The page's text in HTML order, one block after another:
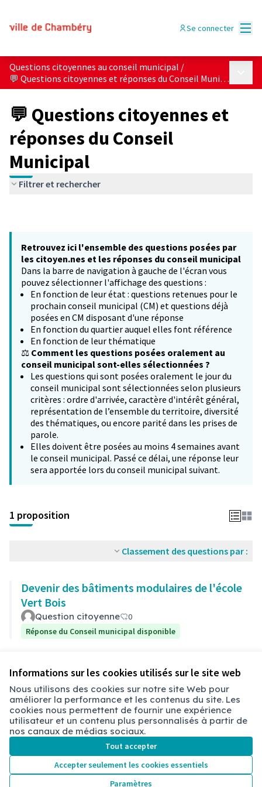
Informations sur les cookies utilisés sur le site web
Nous utilisons des cookies sur notre site Web pour
améliorer la performance et les contenus du site. Les
cookies nous permettent de fournir une expérience
utilisateur et un contenu plus personnalisés à partir de
nos canaux de médias sociaux.
Tout accepter
Accepter seulement les cookies essentiels
Paramètres
Se connecter
Questions citoyennes au conseil municipal /
💬 Questions citoyennes et réponses du Conseil Municipal
💬 Questions citoyennes et
réponses du Conseil
Municipal
Filtrer et rechercher
Retrouvez ici l'ensemble des questions posées par
les citoyen.nes et les réponses du conseil municipal
Dans la barre de navigation à gauche de l'écran vous
pouvez sélectionner l'affichage des questions :
En fonction de leur état : questions retenues pour le
prochain conseil municipal (CM) et questions déjà
posées en CM disposant d'une réponse
En fonction du quartier auquel elles font référence
En fonction de leur thématique
⚖️ Comment les questions posées oralement au
conseil municipal sont-elles sélectionnées ?
Les questions qui sont posées oralement le jour du
conseil municipal sont sélectionnées selon plusieurs
critères : ordre d'arrivée, caractère d'intérêt général,
représentation de l’ensemble du territoire, diversité
des thématiques, ou encore parité dans les prises de
parole.
Elles doivent être posées au moins 4 semaines avant
le conseil municipal. Passé ce délai, une réponse leur
sera apportée lors du conseil municipal suivant.
1 proposition
Classement des questions par :
Devenir des bâtiments modulaires de l'école
Vert Bois
Question citoyenne
0
Réponse du Conseil municipal disponible
Conditions d'utilisation
Paramètres des cookies
Chambéry sur X
(Lien externe)
Chambéry sur Facebook
Chambéry sur Instagram